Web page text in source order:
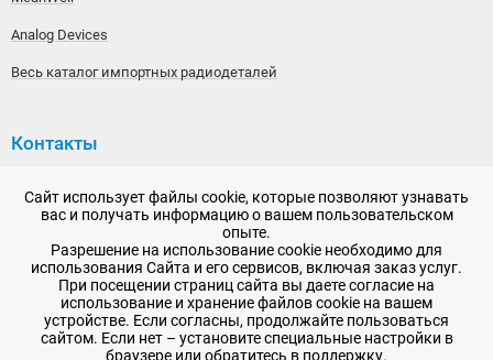
Analog Devices
Весь каталог импортных радиодеталей
Контакты
192148, г. Санкт-Петербург, Железнодорожный проспект,
дом 36
+7 (812) 565-06-52
Время работы: пн-пт, 10:00 - 18:00
E-mail:sale@radioelementy.ru
Сайт использует файлы cookie, которые позволяют узнавать
вас и получать информацию о вашем пользовательском
опыте.
Разрешение на использование cookie необходимо для
использования Сайта и его сервисов, включая заказ услуг.
При посещении страниц сайта вы даете согласие на
использование и хранение файлов cookie на вашем
устройстве. Если согласны, продолжайте пользоваться
сайтом. Если нет – установите специальные настройки в
браузере или обратитесь в поддержку.